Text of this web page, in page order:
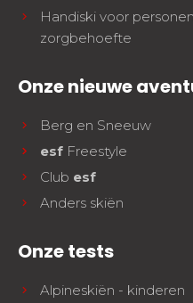
Handiski voor
zorgbehoefte
Onze nieuwe
Berg en Sneeuw
esf Freestyle
Club esf
Anders skiën
Onze tests
Alpineskiën - kinderen